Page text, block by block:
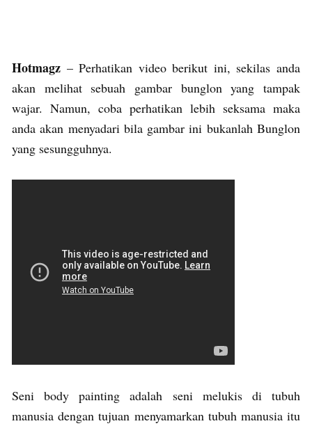
Hotmagz – Perhatikan video berikut ini, sekilas anda
akan melihat sebuah gambar bunglon yang tampak
wajar. Namun, coba perhatikan lebih seksama maka
anda akan menyadari bila gambar ini bukanlah Bunglon
yang sesungguhnya.
Seni body painting adalah seni melukis di tubuh
manusia dengan tujuan menyamarkan tubuh manusia itu